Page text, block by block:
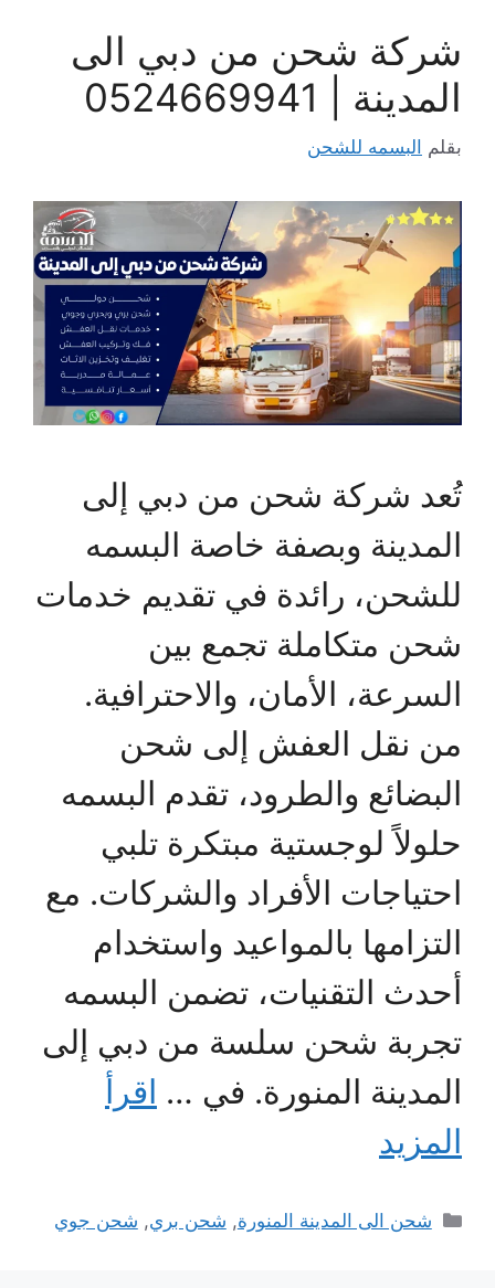
شركة شحن من دبي الى
المدينة | 0524669941
بقلم البسمه للشحن
تُعد شركة شحن من دبي إلى
المدينة وبصفة خاصة البسمه
للشحن، رائدة في تقديم خدمات
شحن متكاملة تجمع بين
السرعة، الأمان، والاحترافية.
من نقل العفش إلى شحن
البضائع والطرود، تقدم البسمه
حلولاً لوجستية مبتكرة تلبي
احتياجات الأفراد والشركات. مع
التزامها بالمواعيد واستخدام
أحدث التقنيات، تضمن البسمه
تجربة شحن سلسة من دبي إلى
المدينة المنورة. في … اقرأ
المزيد
التصنيفات
شحن الى المدينة المنورة, شحن بري, شحن جوي